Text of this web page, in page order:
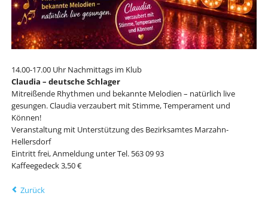
14.00-17.00 Uhr Nachmittags im Klub
Claudia – deutsche Schlager
Mitreißende Rhythmen und bekannte Melodien – natürlich live
gesungen. Claudia verzaubert mit Stimme, Temperament und
Können!
Veranstaltung mit Unterstützung des Bezirksamtes Marzahn-
Hellersdorf
Eintritt frei, Anmeldung unter Tel. 563 09 93
Kaffeegedeck 3,50 €
Zurück